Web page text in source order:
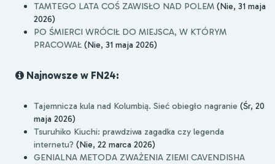
TAMTEGO LATA COŚ ZAWISŁO NAD POLEM (Nie, 31 maja
2026)
PO ŚMIERCI WRÓCIŁ DO MIEJSCA, W KTÓRYM
PRACOWAŁ (Nie, 31 maja 2026)
Najnowsze w FN24:
Tajemnicza kula nad Kolumbią. Sieć obiegło nagranie (Śr, 20
maja 2026)
Tsuruhiko Kiuchi: prawdziwa zagadka czy legenda
internetu? (Nie, 22 marca 2026)
GENIALNA METODA ZWAŻENIA ZIEMI CAVENDISHA